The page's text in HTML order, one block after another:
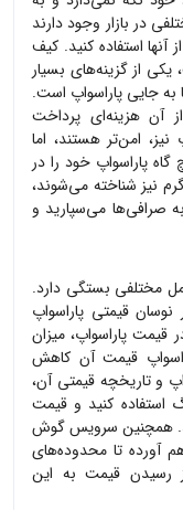
در بازار وجود دارند
آنها استفاده کنید. کیف
یکی از گزینه‌های بسیار
به جایی پاراسواپ است.
آن هزینه‌ای پرداخت
نیز، امن‌تر هستند، اما
گاهپاراسواپ خود را در
نیز شناخته می‌شوند،
به صرافی‌ها می‌سپارید و
مختلفی بستگی دارد.
نوسان قیمتی پاراسواپ
در قیمت پاراسواپ، میزان
قیمت آن کاهش
و تاریخچه قیمتی آن،
کنید و قیمت
همچنین سرویس گوش
آورده تا محدوده‌های
قیمت به این